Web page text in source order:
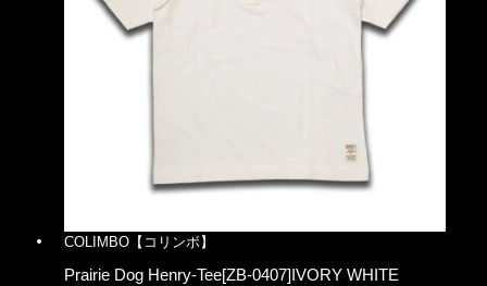
COLIMBO【コリンボ】
Prairie Dog Henry-Tee[ZB-0407]IVORY WHITE